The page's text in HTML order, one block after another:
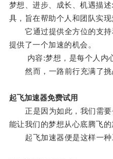
梦想、进步、成长、机遇描
具，旨在帮助个人和团队实现
它通过提供全方位的支持
提供了一个加速的机会。
内容:梦想，是每个人内心
然而，一路前行充满了挑
起飞加速器免费试用
正是因为如此，我们需要
能让我们的梦想从心底腾飞的
起飞加速器便是这样一种